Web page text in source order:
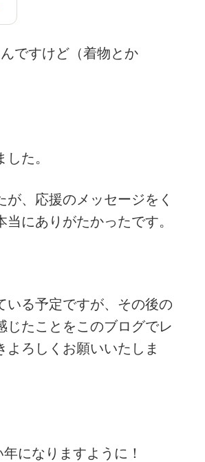
ですけど（着物とか
た。
、応援のメッセージをく
にありがたかったです。
いる予定ですが、その後の
じたことをこのブログでレ
ろしくお願いいたしま
になりますように！